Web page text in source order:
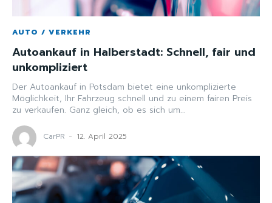
AUTO / VERKEHR
Autoankauf in Halberstadt: Schnell, fair und
unkompliziert
Der Autoankauf in Potsdam bietet eine unkomplizierte
Möglichkeit, Ihr Fahrzeug schnell und zu einem fairen Preis
zu verkaufen. Ganz gleich, ob es sich um...
CarPR - 12. April 2025